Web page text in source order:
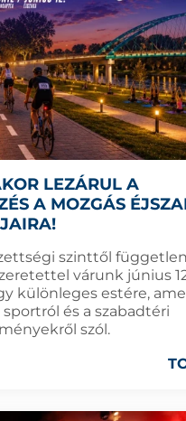
LEZÁRUL A
A MOZGÁS
szinttől
várunk június
különleges estére,
sportról és a szabadtéri
szól.